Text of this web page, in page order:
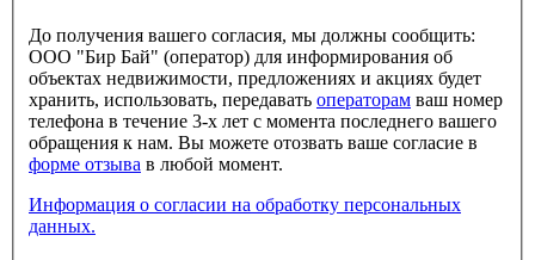
До получения вашего согласия, мы должны сообщить:
ООО "Бир Бай" (оператор) для информирования об
объектах недвижимости, предложениях и акциях будет
хранить, использовать, передавать операторам
телефона в течение 3-х лет с момента последнего вашего
обращения к нам. Вы можете отозвать ваше согласие в
форме отзыва
в любой момент.
Информация о согласии на обработку персональных
данных.